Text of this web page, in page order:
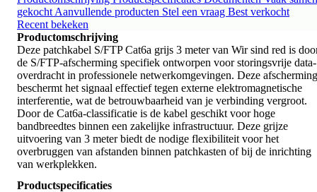
gekocht Aanvullende producten Stel een vraag Best verkocht
Recent bekeken
Productomschrijving
Deze patchkabel S/FTP Cat6a grijs 3 meter van Wir sind red is
de S/FTP-afscherming specifiek ontworpen voor storingsvrije data-
overdracht in professionele netwerkomgevingen. Deze afscherming
beschermt het signaal effectief tegen externe elektromagnetische
interferentie, wat de betrouwbaarheid van je verbinding vergroot.
Door de Cat6a-classificatie is de kabel geschikt voor hoge
bandbreedtes binnen een zakelijke infrastructuur. Deze grijze
uitvoering van 3 meter biedt de nodige flexibiliteit voor het
overbruggen van afstanden binnen patchkasten of bij de inrichting
van werkplekken.
Productspecificaties